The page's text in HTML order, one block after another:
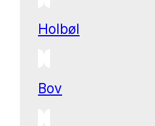
Holbøl
Bov